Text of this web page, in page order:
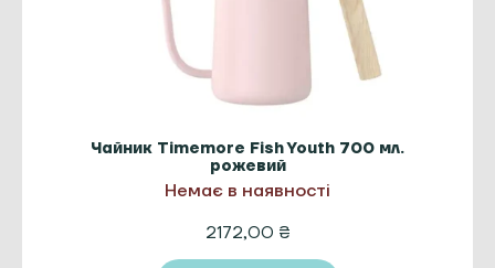
Чайник Timemore Fish Youth 700 мл.
рожевий
Немає в наявності
2172,00 ₴